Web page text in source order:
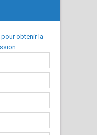
obtenir la